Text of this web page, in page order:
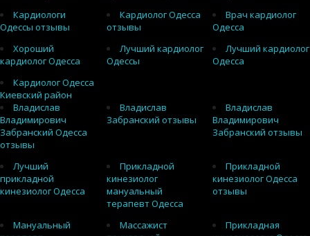
Кардиологи
Одессы отзывы
Кардиолог Одесса
отзывы
Врач кардиолог
Одесса
Хороший
кардиолог Одесса
Лучший кардиолог
Одессы
Лучший кардиолог
Одесса
Кардиолог Одесса
Киевский район
Владислав
Владимирович
Забранский Одесса
отзывы
Владислав
Забранский отзывы
Владислав
Владимирович
Забранский отзывы
Лучший
прикладной
кинезиолог Одесса
Прикладной
кинезиолог
мануальный
терапевт Одесса
Прикладной
кинезиолог Одесса
отзывы
Мануальный
Массажист
Прикладная